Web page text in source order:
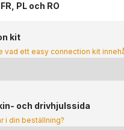
PL och RO
kit
vad ett easy connection kit
och drivhjulssida
i din beställning?